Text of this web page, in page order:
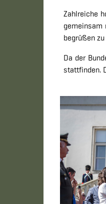
Zahlreiche
gemeinsam
begrüßen
Da der
stattfinden.